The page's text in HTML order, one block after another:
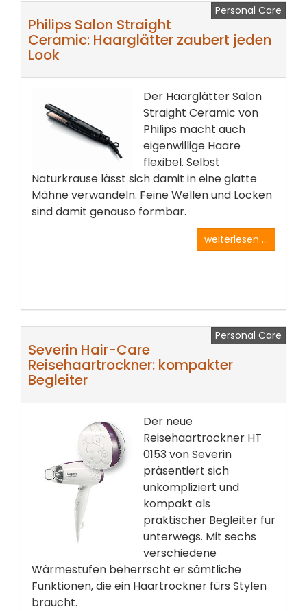
Personal Care
Philips Salon Straight
Ceramic: Haarglätter zaubert jeden
Look
Der Haarglätter Salon
Straight Ceramic von
Philips macht auch
eigenwillige Haare
flexibel. Selbst
Naturkrause lässt sich damit in eine glatte
Mähne verwandeln. Feine Wellen und Locken
sind damit genauso formbar.
weiterlesen ...
Personal Care
Severin Hair-Care
Reisehaartrockner: kompakter
Begleiter
Der neue
Reisehaartrockner HT
0153 von Severin
präsentiert sich
unkompliziert und
kompakt als
praktischer Begleiter für
unterwegs. Mit sechs
verschiedene
Wärmestufen beherrscht er sämtliche
Funktionen, die ein Haartrockner fürs Stylen
braucht.